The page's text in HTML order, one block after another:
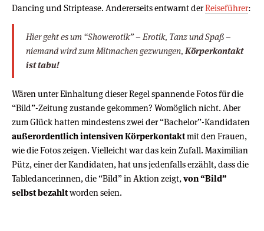
Dancing und Striptease. Andererseits entwarnt derReiseführer:
Hier geht es um “Showerotik” – Erotik, Tanz und Spaß –
niemand wird zum Mitmachen gezwungen, Körperkontakt
ist tabu!
Wären unter Einhaltung dieser Regel spannende Fotos für die
“Bild”-Zeitung zustande gekommen? Womöglich nicht. Aber
zum Glück hatten mindestens zwei der “Bachelor”-Kandidaten
außerordentlich intensiven Körperkontaktmit den Frauen,
wie die Fotos zeigen. Vielleicht war das kein Zufall. Maximilian
Pütz, einer der Kandidaten, hat uns jedenfalls erzählt, dass die
Tabledancerinnen, die “Bild” in Aktion zeigt, von “Bild”
selbst bezahltworden seien.